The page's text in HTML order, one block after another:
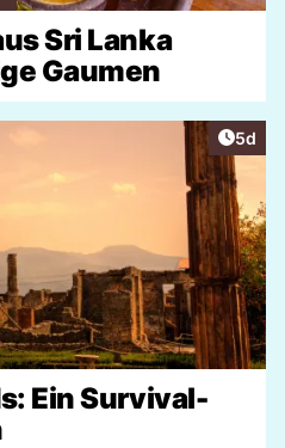
Sri Lanka
Gaumen
5d
Ein Survival-